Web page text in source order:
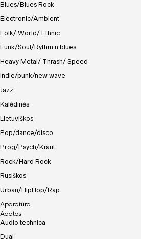
Blues/Blues Rock
Electronic/Ambient
Folk/ World/ Ethnic
Funk/Soul/Rythm n’blues
Heavy Metal/ Thrash/ Speed
Indie/punk/new wave
Jazz
Kalėdinės
Lietuviškos
Pop/dance/disco
Prog/Psych/Kraut
Rock/Hard Rock
Rusiškos
Urban/HipHop/Rap
Aparatūra
Adatos
Audio technica
Dual